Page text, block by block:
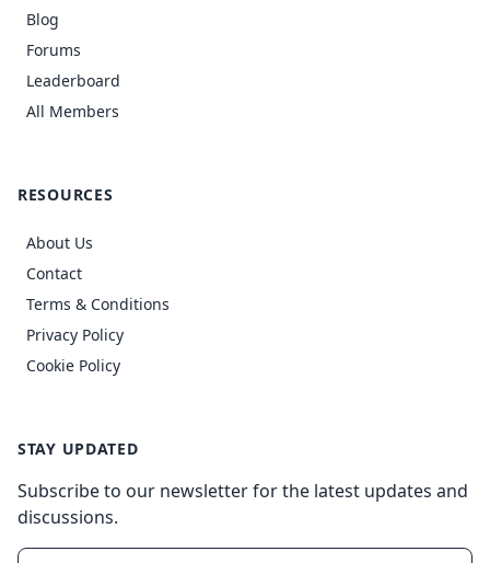
Blog
Forums
Leaderboard
All Members
RESOURCES
About Us
Contact
Terms & Conditions
Privacy Policy
Cookie Policy
STAY UPDATED
Subscribe to our newsletter for the latest updates and
discussions.